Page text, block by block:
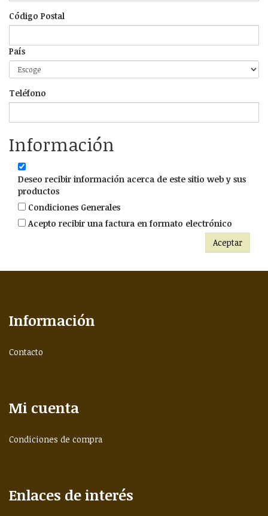
Código Postal
País
Teléfono
Información
Deseo recibir información acerca de este sitio web y sus
productos
Condiciones Generales
Acepto recibir una factura en formato electrónico
Aceptar
Información
Contacto
Mi cuenta
Condiciones de compra
Enlaces de interés